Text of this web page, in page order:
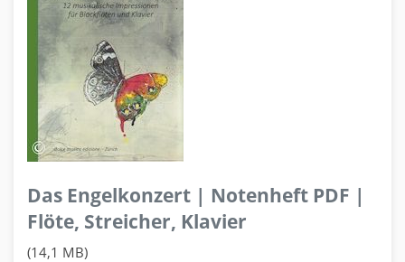
Das Engelkonzert | Notenheft PDF |
Flöte, Streicher, Klavier
(14,1 MB)